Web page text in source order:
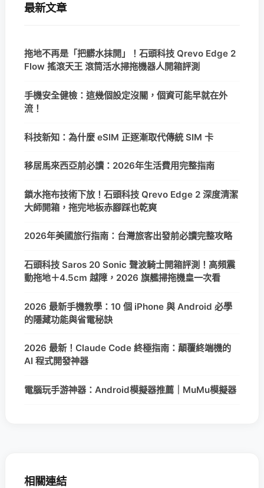
最新文章
拖地不再是「把髒水抹開」！石頭科技 Qrevo Edge 2
Flow 搖滾天王 滾筒活水掃拖機器人開箱評測
手機安全健檢：這幾個設定沒關，個資可能早就在外
流！
科技新知：為什麼 eSIM 正逐漸取代傳統 SIM 卡
移居馬來西亞前必讀：2026年生活費用完整指南
鎖水拖布技術下放！石頭科技 Qrevo Edge 2 深度清潔
大師開箱，拖完地板赤腳踩也乾爽
2026年美國旅行指南：台灣旅客出發前必讀完整攻略
石頭科技 Saros 20 Sonic 聲波騎士開箱評測！高頻震
動拖地＋4.5cm 越障，2026 旗艦掃拖機皇一次看
2026 最新手機教學：10 個 iPhone 與 Android 必學
的隱藏功能與省電秘訣
2026 最新！Claude Code 終極指南：顛覆終端機的
AI 程式開發神器
電腦玩手游神器：Android模擬器推薦｜MuMu模擬器
相關連結